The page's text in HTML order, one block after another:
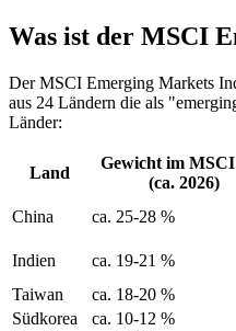
Was ist der MSCI
Der MSCI Emerging Markets
aus 24 Ländern die als
Länder:
Land
Gewicht im
(ca. 2026)
China ca. 25-28 %
Indien
ca. 19-21 %
Taiwan
ca. 18-20 %
Südkorea
ca. 10-12 %